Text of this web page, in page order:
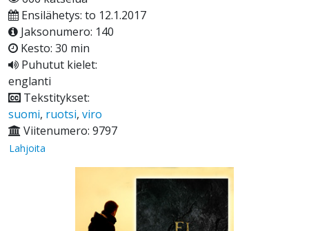
Ensilähetys: to 12.1.2017
Jaksonumero: 140
Kesto: 30 min
Puhutut kielet:
englanti
Tekstitykset:
suomi, ruotsi, viro
Viitenumero: 9797
Lahjoita